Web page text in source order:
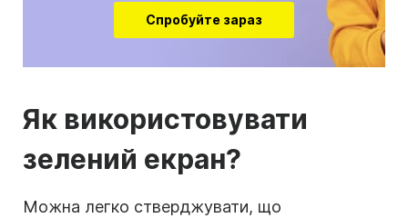
Спробуйте зараз
Як використовувати
зелений екран?
Можна легко стверджувати, що